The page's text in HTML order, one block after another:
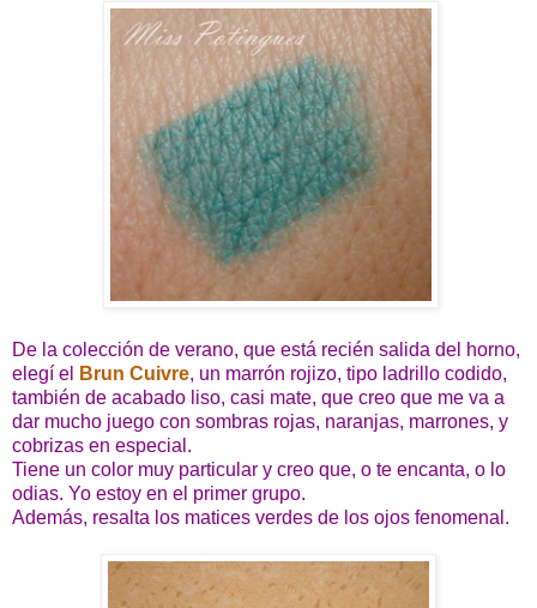
De la colección de verano, que está recién salida del horno,
elegí el
Brun Cuivre, un marrón rojizo, tipo ladrillo codido,
también de acabado liso, casi mate, que creo que me va a
dar mucho juego con sombras rojas, naranjas, marrones, y
cobrizas en especial.
Tiene un color muy particular y creo que, o te encanta, o lo
odias. Yo estoy en el primer grupo.
Además, resalta los matices verdes de los ojos fenomenal.